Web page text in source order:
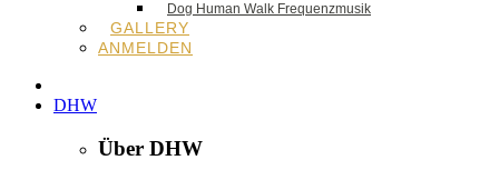
Dog Human Walk Frequenzmusik
GALLERY
ANMELDEN
DHW
Über DHW